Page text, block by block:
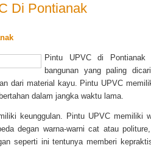
Di Pontianak
Pintu UPVC di Pontianak
bangunan yang paling
dari material kayu. Pintu UPVC
dalam jangka waktu lama.
keunggulan. Pintu UPVC memiliki
degan warna-warni cat atau
seperti ini tentunya memberi